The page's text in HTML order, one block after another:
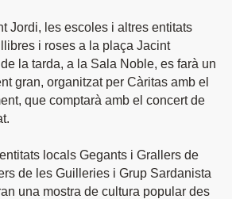
Jordi, les escoles i altres entitats
i roses a la plaça Jacint
la tarda, a la Sala Noble, es farà un
gran, organitzat per Càritas amb el
que comptarà amb el concert de
locals Gegants i Grallers de
de les Guilleries i Grup Sardanista
una mostra de cultura popular des